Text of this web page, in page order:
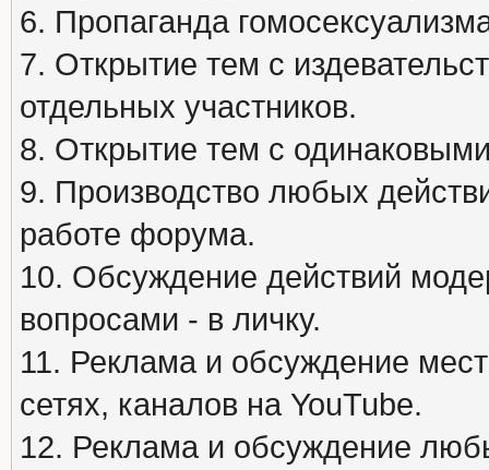
6. Пропаганда
7. Открытие тем с
отдельных участников.
8. Открытие тем с
9. Производство любых
работе форума.
10. Обсуждение действий
вопросами - в личку.
11. Реклама и обсуждение
сетях, каналов на YouTube.
12. Реклама и обсуждение